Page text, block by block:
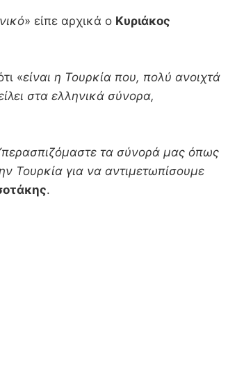
» είπε αρχικά ο Κυριάκος
«είναι η Τουρκία που, πολύ ανοιχτά
στα ελληνικά σύνορα,
τα σύνορά μας όπως
Τουρκία για να αντιμετωπίσουμε
.